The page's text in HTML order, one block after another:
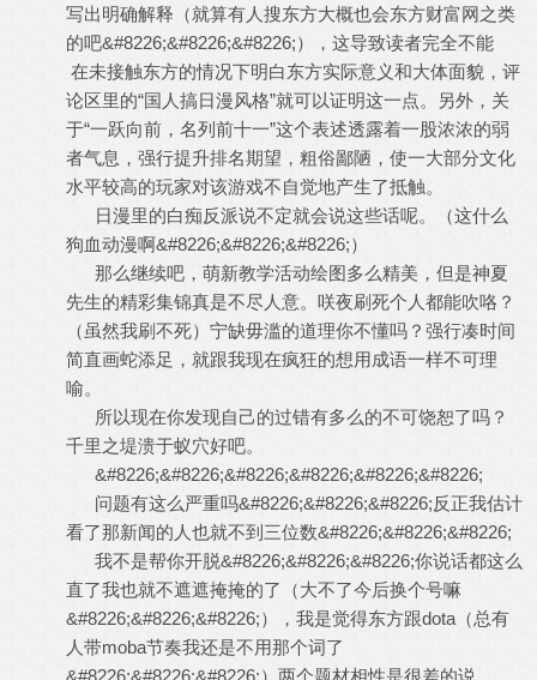
写出明确解释（就算有人搜东方大概也会东方财富网之类
的吧&#8226;&#8226;&#8226;），这导致读者完全不能
在未接触东方的情况下明白东方实际意义和大体面貌，评
论区里的“国人搞日漫风格”就可以证明这一点。另外，关
于“一跃向前，名列前十一”这个表述透露着一股浓浓的弱
者气息，强行提升排名期望，粗俗鄙陋，使一大部分文化
水平较高的玩家对该游戏不自觉地产生了抵触。
日漫里的白痴反派说不定就会说这些话呢。（这什么
狗血动漫啊&#8226;&#8226;&#8226;）
那么继续吧，萌新教学活动绘图多么精美，但是神夏
先生的精彩集锦真是不尽人意。咲夜刷死个人都能吹咯？
（虽然我刷不死）宁缺毋滥的道理你不懂吗？强行凑时间
简直画蛇添足，就跟我现在疯狂的想用成语一样不可理
喻。
所以现在你发现自己的过错有多么的不可饶恕了吗？
千里之堤溃于蚁穴好吧。
&#8226;&#8226;&#8226;&#8226;&#8226;&#8226;
问题有这么严重吗&#8226;&#8226;&#8226;反正我估计
看了那新闻的人也就不到三位数&#8226;&#8226;&#8226;
我不是帮你开脱&#8226;&#8226;&#8226;你说话都这么
直了我也就不遮遮掩掩的了（大不了今后换个号嘛
&#8226;&#8226;&#8226;），我是觉得东方跟dota（总有
人带moba节奏我还是不用那个词了
&#8226;&#8226;&#8226;）两个题材相性是很差的说